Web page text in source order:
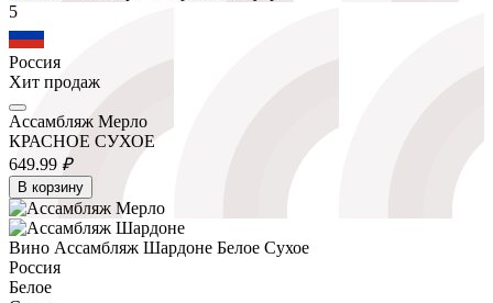
5
Россия
Хит продаж
Ассамбляж Мерло
КРАСНОЕ СУХОЕ
649.99 ₽
В корзину
Вино Ассамбляж Шардоне Белое Сухое
Россия
Белое